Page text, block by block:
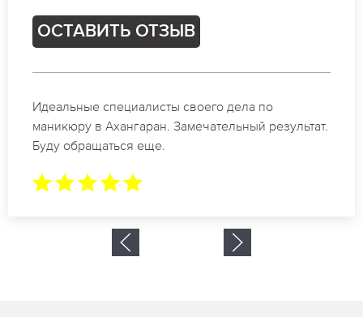
ОСТАВИТЬ ОТЗЫВ
Спасибо огромное. Заказывала маникюр на день
рождение в Ахангаран. За 1.5 часа все было
готово.